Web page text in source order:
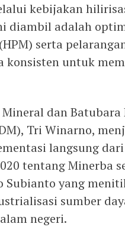
kebijakan
diambil adalah
serta
konsisten untuk
dan
Tri Winarno,
langsung
tentang Minerba
Subianto yang
sumber
negeri.